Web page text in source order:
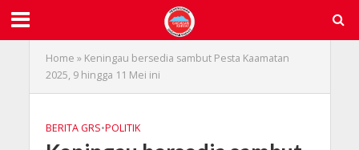
Home » Keningau bersedia sambut Pesta Kaamatan
2025, 9 hingga 11 Mei ini
BERITA GRS•POLITIK